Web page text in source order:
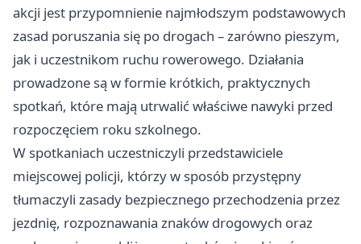
akcji jest przypomnienie najmłodszym podstawowych
zasad poruszania się po drogach – zarówno pieszym,
jak i uczestnikom ruchu rowerowego. Działania
prowadzone są w formie krótkich, praktycznych
spotkań, które mają utrwalić właściwe nawyki przed
rozpoczęciem roku szkolnego.
W spotkaniach uczestniczyli przedstawiciele
miejscowej policji, którzy w sposób przystępny
tłumaczyli zasady bezpiecznego przechodzenia przez
jezdnię, rozpoznawania znaków drogowych oraz